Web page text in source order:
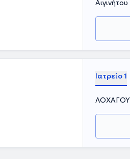
στον τομέα της.
της Ελληνικής
Ιδιοπαθών
περιστατικά
άλγος,
πυλωρού, λιπώδης
άμεσα μαζί με τον
Ιατρείο 1
ΛΟΧΑΓΟΥ